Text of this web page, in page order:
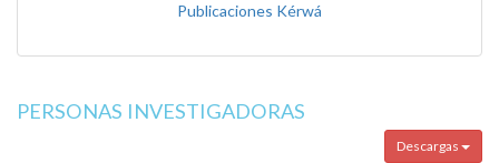
Publicaciones Kérwá
PERSONAS INVESTIGADORAS
Descargas